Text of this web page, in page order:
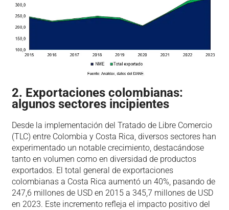
2. Exportaciones colombianas:
algunos sectores incipientes
Desde la implementación del Tratado de Libre Comercio
(TLC) entre Colombia y Costa Rica, diversos sectores han
experimentado un notable crecimiento, destacándose
tanto en volumen como en diversidad de productos
exportados. El total general de exportaciones
colombianas a Costa Rica aumentó un 40%, pasando de
247,6 millones de USD en 2015 a 345,7 millones de USD
en 2023. Este incremento refleja el impacto positivo del